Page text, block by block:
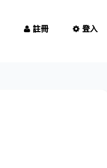
註冊 登入